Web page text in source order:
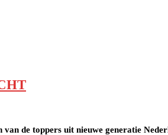
de toppers uit nieuwe generatie